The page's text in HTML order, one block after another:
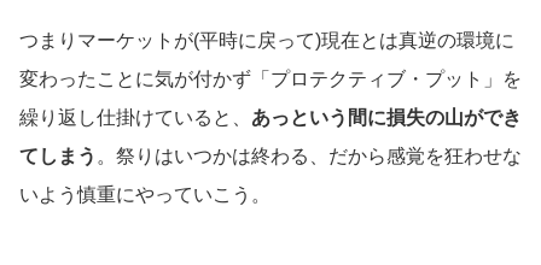
つまりマーケットが(平時に戻って)現在とは真逆の環境に
変わったことに気が付かず「プロテクティブ・プット」を
繰り返し仕掛けていると、 あっという間に損失の山ができ
てしまう 。祭りはいつかは終わる、だから感覚を狂わせな
いよう慎重にやっていこう。